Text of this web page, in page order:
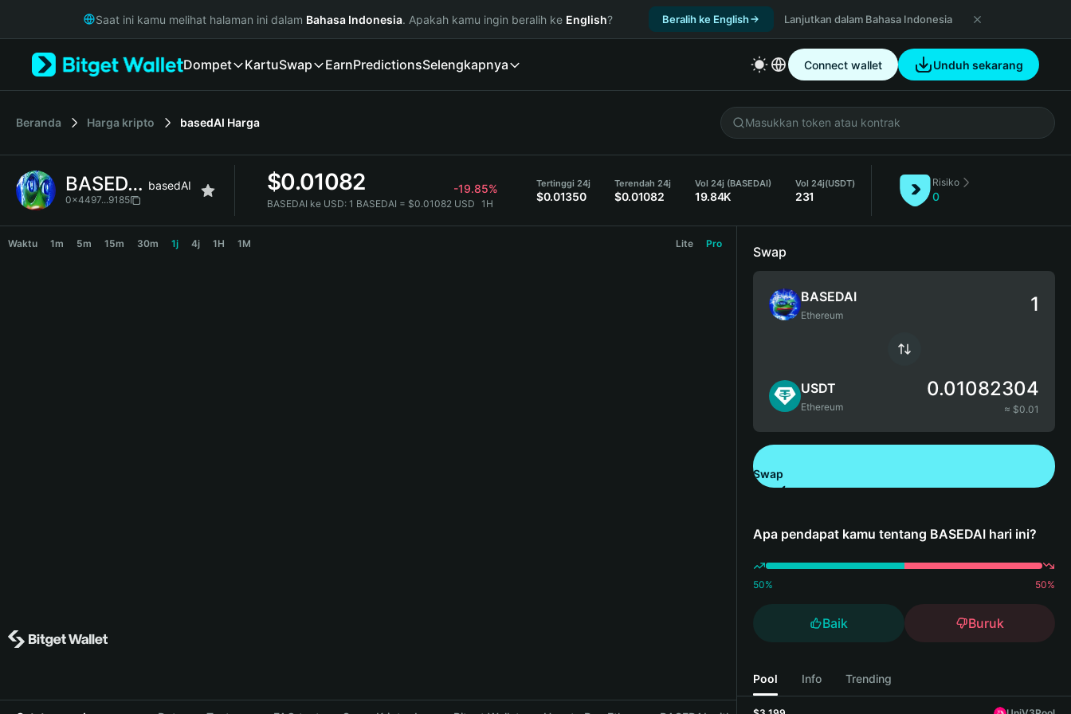
Русский
Italiano
简体中文
繁體中文
Bahasa Indonesia
Saat ini kamu melihat halaman ini dalam Bahasa Indonesia. Apakah kamu ingin beralih ke English? Beralih ke English Lanjutkan dalam Bahasa Indonesia
Dompet KartuSwap EarnPredictionsSelengkapnya Connect wallet Unduh sekarang
Beranda Harga kripto basedAI Harga
BASEDAI basedAI
0x4497...9185
$0.01082 -19.85%
BASEDAI ke USD: 1 BASEDAI = $0.01082 USD 1H
Tertinggi 24j
$0.01350
Terendah 24j
$0.01082
Vol 24j (BASEDAI)
19.84K
Vol 24j(USDT)
231
Risiko
0
Waktu 1m 5m 15m 30m 1j 4j 1H 1M Lite Pro
Swap
BASEDAI
Ethereum
USDT
Ethereum
0.01082304
≈ $0.01
Swap
Apa pendapat kamu tentang BASEDAI hari ini?
50% 50%
Baik Buruk
Pool Info Trending